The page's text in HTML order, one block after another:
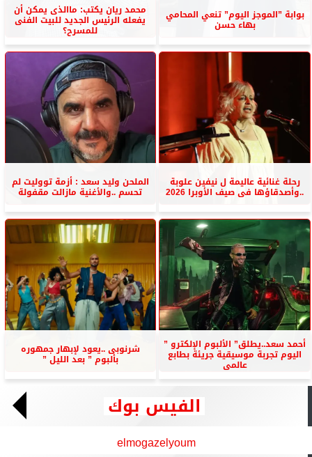
بوابة ”الموجز اليوم” تنعي المحامي
بهاء حسن
محمد ريان يكتب: ماالذى يمكن أن
يفعله الرئيس الجديد للبيت الفنى
للمسرح؟
رحلة غنائية عاليمة ل نيفين علوبة
..وأصدقاؤها فى صيف الأوبرا 2026
الملحن وليد سعد : أزمة تووليت لم
تحسم ..والأغنية مازالت مقفولة
أحمد سعد..يطلق” الألبوم الإلكترو ”
اليوم تجربة موسيقية جريئة بطابع
عالمى
شرنوبى ..يعود لإبهار جمهوره
بألبوم ” بعد الليل ”
الفيس بوك
elmogazelyoum